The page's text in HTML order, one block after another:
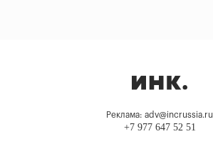
Реклама: adv@incrussia.ru
+7 977 647 52 51